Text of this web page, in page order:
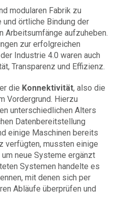
modularen Fabrik zu
örtliche Bindung der
Arbeitsumfänge aufzuheben.
zur erfolgreichen
Industrie 4.0 waren auch
Transparenz und Effizienz.
die Konnektivität, also die
Vordergrund. Hierzu
unterschiedlichen Alters
Datenbereitstellung
einige Maschinen bereits
verfügten, mussten einige
neue Systeme ergänzt
Systemen handelte es
mit denen sich per
Abläufe überprüfen und